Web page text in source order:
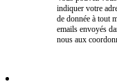
indiquer votre
de donnée à tout
emails envoyés
nous aux